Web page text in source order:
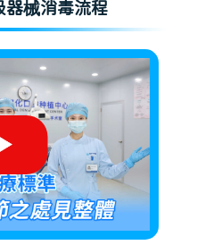
器械消毒流程